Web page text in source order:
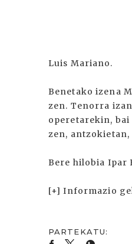
Luis Mariano.
Benetako izena
zen. Tenorra
operetarekin,
zen,
Bere hilobia Ipar
[+] Informazio